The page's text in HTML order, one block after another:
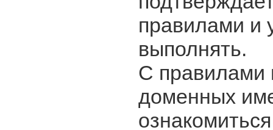
правилами и
выполнять.
С правилами
доменных